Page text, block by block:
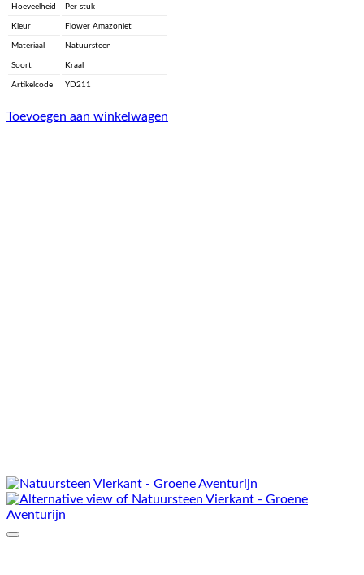
Hoeveelheid Per stuk
Kleur Flower Amazoniet
Materiaal Natuursteen
Soort Kraal
Artikelcode YD211
Toevoegen aan winkelwagen